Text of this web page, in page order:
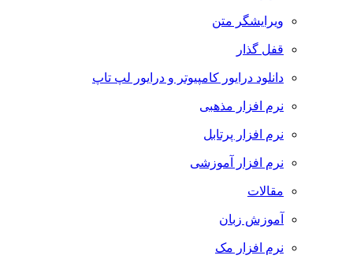
ویرایشگر متن
قفل گذار
دانلود درایور کامپیوتر و درایور لپ تاپ
نرم افزار مذهبی
نرم افزار پرتابل
نرم افزار آموزشی
مقالات
آموزش زبان
نرم افزار مک